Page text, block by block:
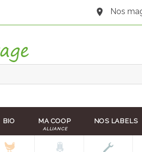
Nos
BIO MA COOP
ALLIANCE
NOS LABELS